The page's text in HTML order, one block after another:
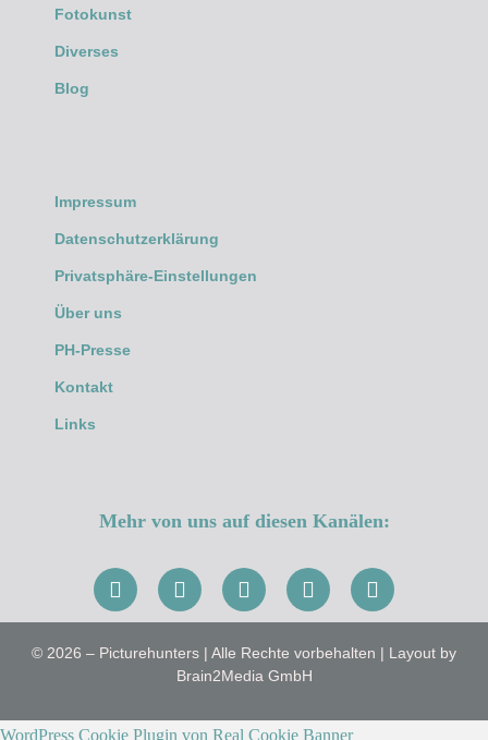
Fotokunst
Diverses
Blog
Impressum
Datenschutzerklärung
Privatsphäre-Einstellungen
Über uns
PH-Presse
Kontakt
Links
Mehr von uns auf diesen Kanälen:
© 2026 – Picturehunters | Alle Rechte vorbehalten | Layout by
Brain2Media GmbH
WordPress Cookie Plugin von Real Cookie Banner